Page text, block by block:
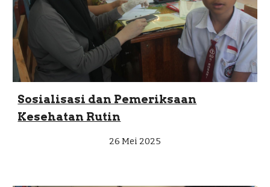
Sosialisasi dan Pemeriksaan
Kesehatan Rutin
26 Mei 2025